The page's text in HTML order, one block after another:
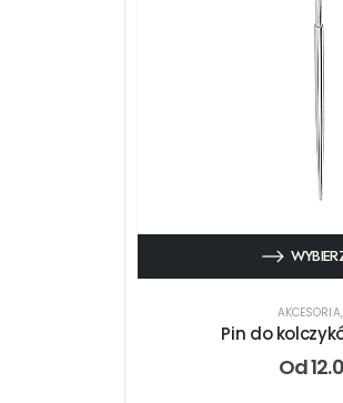
AKCESORIA,
Pin do
Od